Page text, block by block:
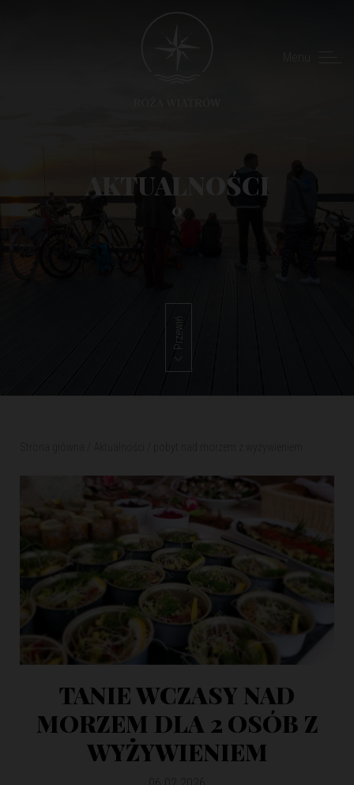
AKTUALNOŚCI
0
Przewiń
TANIE WCZASY NAD
MORZEM DLA 2 OSÓB Z
WYŻYWIENIEM